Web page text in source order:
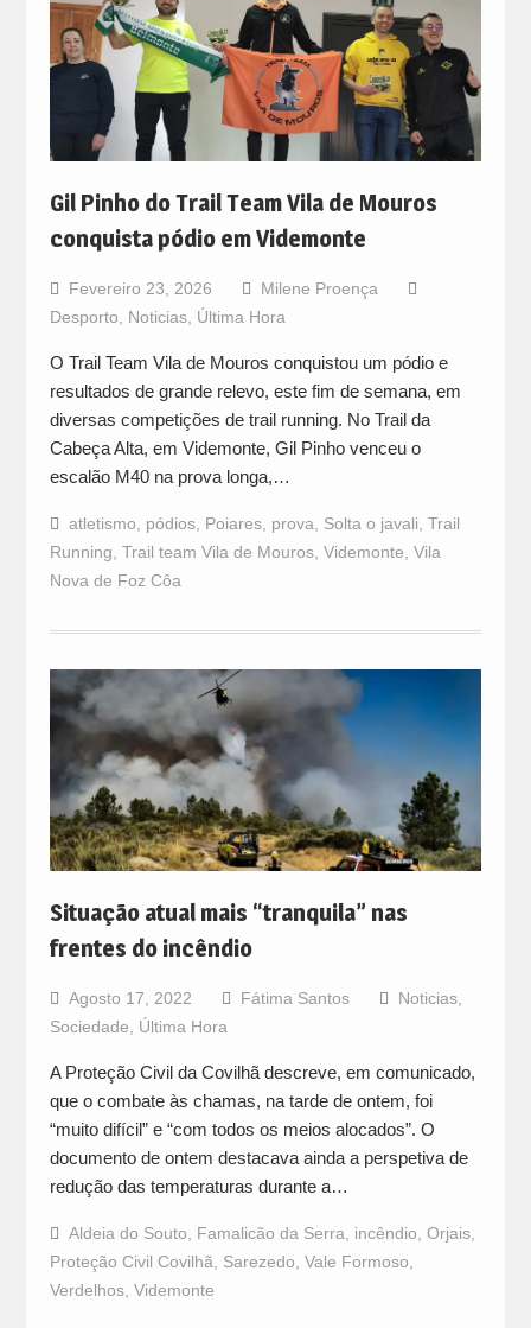
Gil Pinho do Trail Team Vila de Mouros
conquista pódio em Videmonte
Fevereiro 23, 2026
Milene Proença
Desporto
Noticias, Última Hora
O Trail Team Vila de Mouros conquistou um pódio e
resultados de grande relevo, este fim de semana, em
diversas competições de trail running. No Trail da
Cabeça Alta, em Videmonte, Gil Pinho venceu o
escalão M40 na prova longa,…
atletismo pódios, Poiares, prova Solta o javali Trail
Running Trail team Vila de Mouros, Videmonte Vila
Nova de Foz Côa
Situação atual mais “tranquila” nas
frentes do incêndio
Agosto 17, 2022 Fátima Santos Noticias,
Sociedade, Última Hora
A Proteção Civil da Covilhã descreve, em comunicado,
que o combate às chamas, na tarde de ontem, foi
“muito difícil” e “com todos os meios alocados”. O
documento de ontem destacava ainda a perspetiva de
redução das temperaturas durante a…
Aldeia do Souto, Famalicão da Serra, incêndio, Orjais,
Proteção Civil Covilhã, Sarezedo, Vale Formoso,
Verdelhos, Videmonte